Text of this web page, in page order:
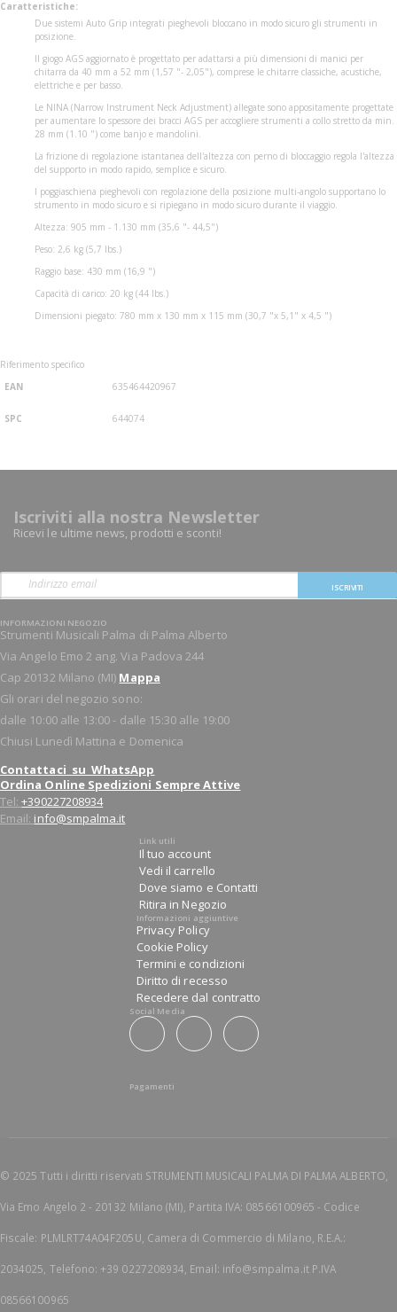
Caratteristiche:
Due sistemi Auto Grip integrati pieghevoli bloccano in modo sicuro gli strumenti in
posizione.
Il giogo AGS aggiornato è progettato per adattarsi a più dimensioni di manici per
chitarra da 40 mm a 52 mm (1,57 "- 2,05"), comprese le chitarre classiche, acustiche,
elettriche e per basso.
Le NINA (Narrow Instrument Neck Adjustment) allegate sono appositamente progettate
per aumentare lo spessore dei bracci AGS per accogliere strumenti a collo stretto da min.
28 mm (1.10 ") come banjo e mandolini.
La frizione di regolazione istantanea dell'altezza con perno di bloccaggio regola l'altezza
del supporto in modo rapido, semplice e sicuro.
I poggiaschiena pieghevoli con regolazione della posizione multi-angolo supportano lo
strumento in modo sicuro e si ripiegano in modo sicuro durante il viaggio.
Altezza: 905 mm - 1.130 mm (35,6 "- 44,5")
Peso: 2,6 kg (5,7 Ibs.)
Raggio base: 430 mm (16,9 ")
Capacità di carico: 20 kg (44 Ibs.)
Dimensioni piegato: 780 mm x 130 mm x 115 mm (30,7 "x 5,1" x 4,5 ")
Riferimento specifico
EAN
635464420967
SPC 644074
Iscriviti alla nostra Newsletter
Ricevi le ultime news, prodotti e sconti!
ISCRIVITI
INFORMAZIONI NEGOZIO
Strumenti Musicali Palma di Palma Alberto
Via Angelo Emo 2 ang. Via Padova 244
Cap 20132 Milano (MI) Mappa
Gli orari del negozio sono:
dalle 10:00 alle 13:00 - dalle 15:30 alle 19:00
Chiusi Lunedì Mattina e Domenica
Contattaci su WhatsApp
Ordina Online Spedizioni Sempre Attive
Tel:+390227208934
Email: info@smpalma.it
Link utili
Il tuo account
Vedi il carrello
Dove siamo e Contatti
Ritira in Negozio
Informazioni aggiuntive
Privacy Policy
Cookie Policy
Termini e condizioni
Diritto di recesso
Recedere dal contratto
Social Media
Pagamenti
© 2025 Tutti i diritti riservati STRUMENTI MUSICALI PALMA DI PALMA ALBERTO,
Via Emo Angelo 2 - 20132 Milano (MI), Partita IVA: 08566100965 - Codice
Fiscale: PLMLRT74A04F205U, Camera di Commercio di Milano, R.E.A.:
2034025, Telefono: +39 0227208934, Email: info@smpalma.it P.IVA
08566100965